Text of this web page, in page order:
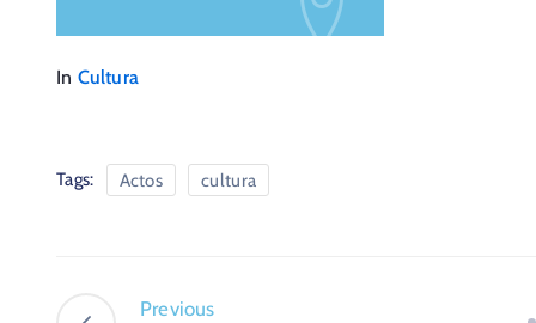
In Cultura
Tags: Actos cultura
Previous